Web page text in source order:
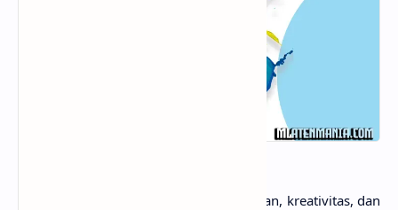
Seni erat hubungannya dengan keindahan, kreativitas, dan